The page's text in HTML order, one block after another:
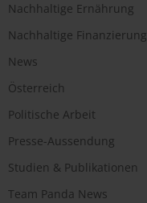
Nachhaltige Ernährung
Nachhaltige Finanzierung
News
Österreich
Politische Arbeit
Presse-Aussendung
Studien & Publikationen
Team Panda News